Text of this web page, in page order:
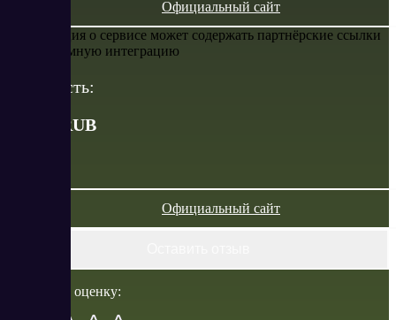
Официальный сайт
Информация о сервисе может содержать партнёрские ссылки
или рекламную интеграцию
Стоимость:
RUB
Официальный сайт
Поставить оценку: